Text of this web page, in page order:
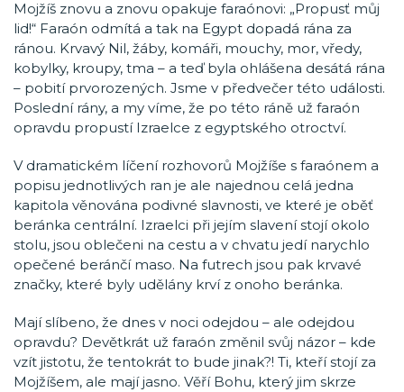
Mojžíš znovu a znovu opakuje faraónovi: „Propusť můj
lid!“ Faraón odmítá a tak na Egypt dopadá rána za
ránou. Krvavý Nil, žáby, komáři, mouchy, mor, vředy,
kobylky, kroupy, tma – a teď byla ohlášena desátá rána
– pobití prvorozených. Jsme v předvečer této události.
Poslední rány, a my víme, že po této ráně už faraón
opravdu propustí Izraelce z egyptského otroctví.
V dramatickém líčení rozhovorů Mojžíše s faraónem a
popisu jednotlivých ran je ale najednou celá jedna
kapitola věnována podivné slavnosti, ve které je oběť
beránka centrální. Izraelci při jejím slavení stojí okolo
stolu, jsou oblečeni na cestu a v chvatu jedí narychlo
opečené beránčí maso. Na futrech jsou pak krvavé
značky, které byly udělány krví z onoho beránka.
Mají slíbeno, že dnes v noci odejdou – ale odejdou
opravdu? Devětkrát už faraón změnil svůj názor – kde
vzít jistotu, že tentokrát to bude jinak?! Ti, kteří stojí za
Mojžíšem, ale mají jasno. Věří Bohu, který jim skrze